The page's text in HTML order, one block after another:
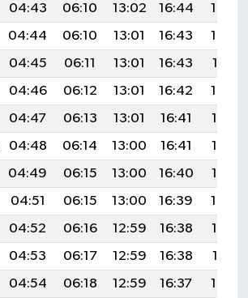
04:43 06:10 13:02 16:44
19:44
04:44 06:10 13:01 16:43
19:43
04:45 06:11 13:01 16:43
19:41
04:46 06:12 13:01 16:42
19:40
04:47 06:13 13:01 16:41
19:38
04:48 06:14 13:00 16:41
19:37
04:49 06:15 13:00 16:40
19:36
04:51 06:15 13:00 16:39
19:34
04:52 06:16 12:59 16:38
19:33
04:53 06:17 12:59 16:38
19:31
04:54 06:18 12:59 16:37
19:30